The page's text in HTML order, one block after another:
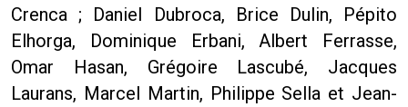
Crenca ; Daniel Dubroca, Brice Dulin, Pépito
Elhorga, Dominique Erbani, Albert Ferrasse,
Omar Hasan, Grégoire Lascubé, Jacques
Laurans, Marcel Martin, Philippe Sella et Jean-